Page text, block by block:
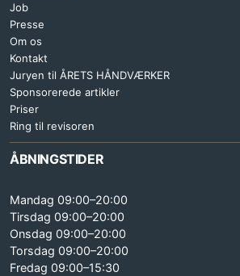
Job
Presse
Om os
Kontakt
Juryen til ÅRETS HÅNDVÆRKER
Sponsorerede artikler
Priser
Ring til revisoren
ÅBNINGSTIDER
Mandag 09:00–20:00
Tirsdag 09:00–20:00
Onsdag 09:00–20:00
Torsdag 09:00–20:00
Fredag 09:00–15:30